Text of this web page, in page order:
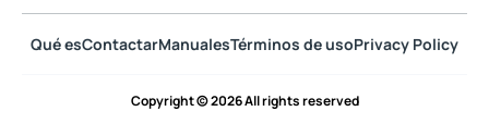
Qué esContactarManualesTérminos de usoPrivacy Policy
Copyright © 2026 All rights reserved